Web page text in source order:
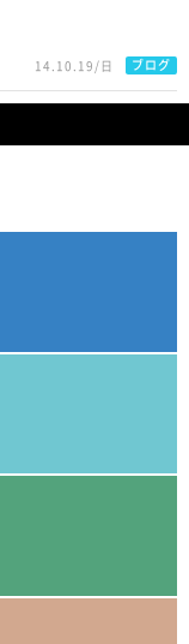
14.10.19/日 ブログ